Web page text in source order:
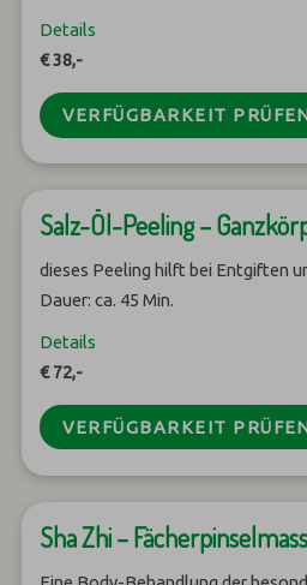
Details
€ 38,-
VERFÜGBARKEIT
Salz-Öl-Peeling –
dieses Peeling hilft bei Entgiften
Dauer: ca. 45 Min.
Details
€ 72,-
VERFÜGBARKEIT
Sha Zhi –